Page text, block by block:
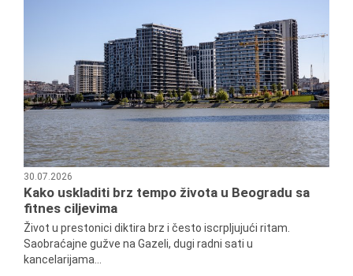
30.07.2026
Kako uskladiti brz tempo života u Beogradu sa
fitnes ciljevima
Život u prestonici diktira brz i često iscrpljujući ritam.
Saobraćajne gužve na Gazeli, dugi radni sati u
kancelarijama...